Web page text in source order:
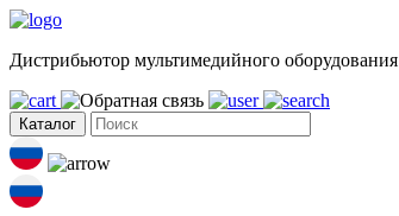
Дистрибьютор мультимедийного оборудования
Каталог